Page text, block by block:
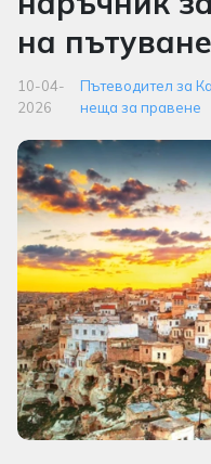
на
10-04-
2026
Пътеводител за
неща за правене